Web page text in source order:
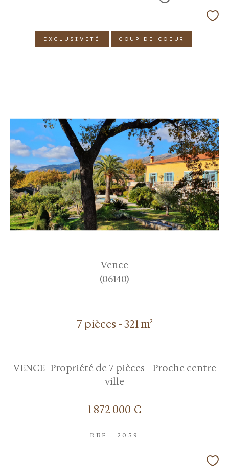
EXCLUSIVITÉ COUP DE COEUR
Vence
(06140)
7 pièces - 321 m²
VENCE -Propriété de 7 pièces - Proche centre
ville
1 872 000 €
REF : 2059